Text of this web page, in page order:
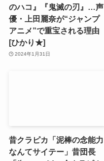
のハコ』『鬼滅の刃』…声
優・上田麗奈が“ジャンプ
アニメ”で重宝される理由
[ひかり★]
2024年1月31日
昔クラピカ「泥棒の念能力
なんてサイテー」昔団長